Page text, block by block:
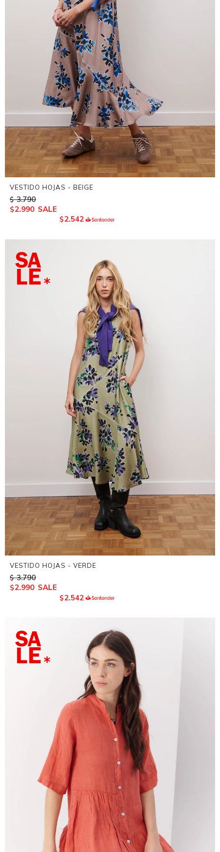
VESTIDO HOJAS - BEIGE
$ 3.790
$2.990
$2.542
VESTIDO HOJAS - VERDE
$ 3.790
$2.990
$2.542